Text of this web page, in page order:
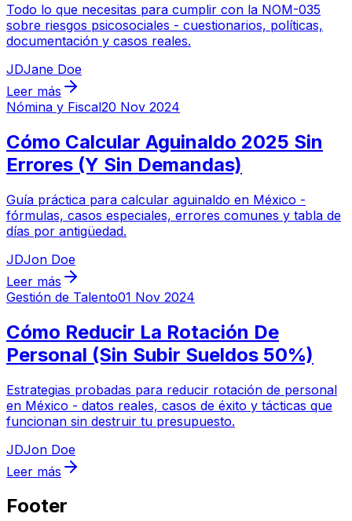
Todo lo que necesitas para cumplir con la NOM-035
sobre riesgos psicosociales - cuestionarios, políticas,
documentación y casos reales.
JDJane Doe
Leer más
Nómina y Fiscal20 Nov 2024
Cómo Calcular Aguinaldo 2025 Sin
Errores (Y Sin Demandas)
Guía práctica para calcular aguinaldo en México -
fórmulas, casos especiales, errores comunes y tabla de
días por antigüedad.
JDJon Doe
Leer más
Gestión de Talento01 Nov 2024
Cómo Reducir La Rotación De
Personal (Sin Subir Sueldos 50%)
Estrategias probadas para reducir rotación de personal
en México - datos reales, casos de éxito y tácticas que
funcionan sin destruir tu presupuesto.
JDJon Doe
Leer más
Footer